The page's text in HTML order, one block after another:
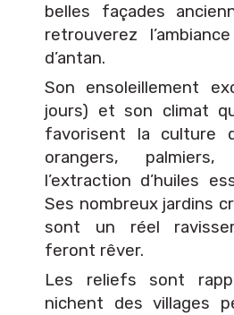
belles façades
retrouverez
d’antan.
Son ensoleillement
jours) et son climat
favorisent la culture
orangers,
l’extraction d’huiles
Ses nombreux jardins
sont un réel
feront rêver.
Les reliefs sont
nichent des villages